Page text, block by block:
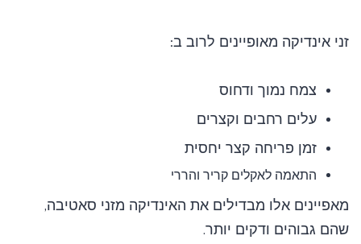
זני אינדיקה מאופיינים לרוב ב:
צמח נמוך ודחוס
עלים רחבים וקצרים
זמן פריחה קצר יחסית
התאמה לאקלים קריר והררי
מאפיינים אלו מבדילים את האינדיקה מזני סאטיבה,
שהם גבוהים ודקים יותר.